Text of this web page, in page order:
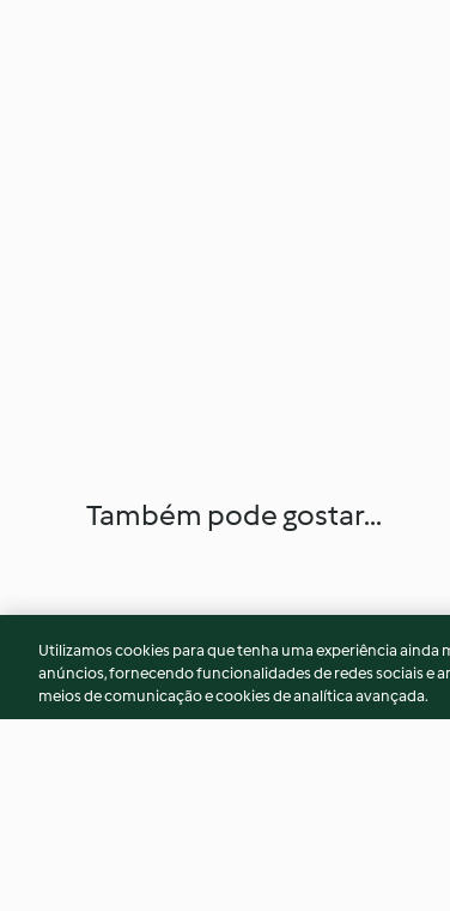
Também pode gostar...
Utilizamos cookies para que tenha uma experiência
anúncios, fornecendo funcionalidades de redes sociais e
meios de comunicação e cookies de analítica avançada.